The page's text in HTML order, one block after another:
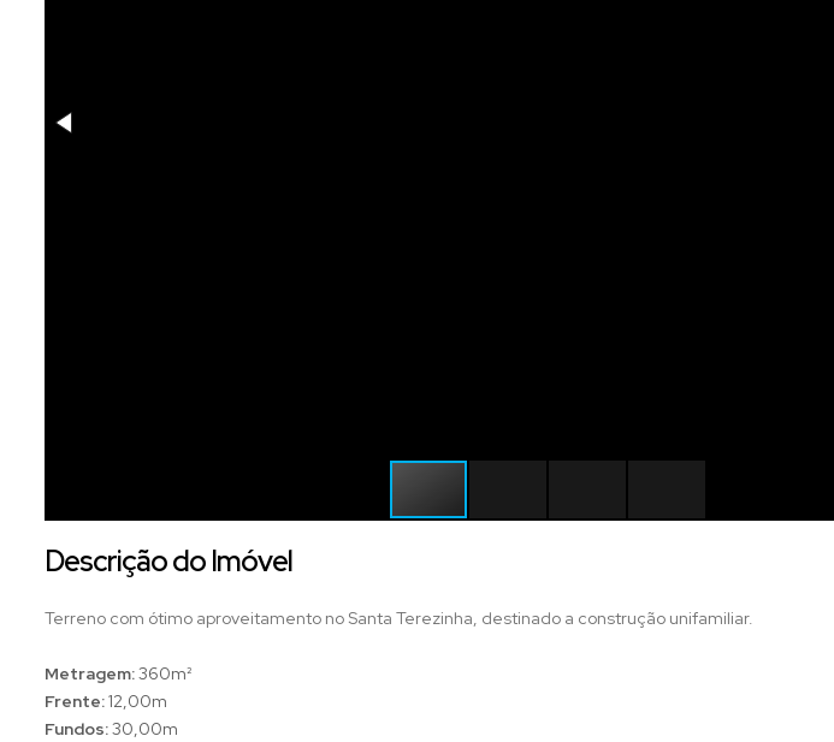
Descrição do Imóvel
Terreno com ótimo aproveitamento no Santa Terezinha, destinado a construção unifamiliar.
Metragem:360m²
Frente:12,00m
Fundos:30,00m